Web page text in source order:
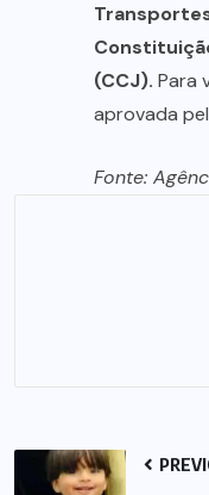
(CCJ). Para
aprovada
Fonte: